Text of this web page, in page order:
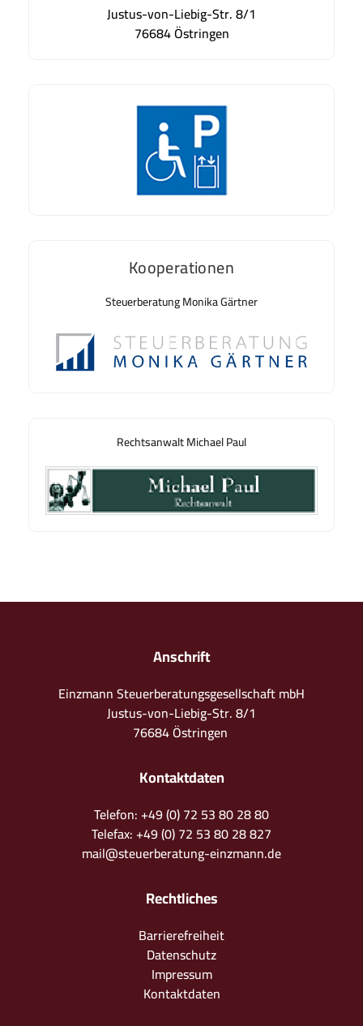
Justus-von-Liebig-Str. 8/1
76684 Östringen
Kooperationen
Steuerberatung Monika Gärtner
Rechtsanwalt Michael Paul
Anschrift
Einzmann Steuerberatungsgesellschaft mbH
Justus-von-Liebig-Str. 8/1
76684 Östringen
Kontaktdaten
Telefon: +49 (0) 72 53 80 28 80
Telefax: +49 (0) 72 53 80 28 827
mail@steuerberatung-einzmann.de
Rechtliches
Barrierefreiheit
Datenschutz
Impressum
Kontaktdaten